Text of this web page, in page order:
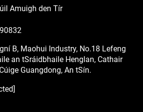
Amuigh den Tír
B, Maohui Industry, No.18 Lefeng
an tSráidbhaile Henglan, Cathair
Guangdong, An tSín.